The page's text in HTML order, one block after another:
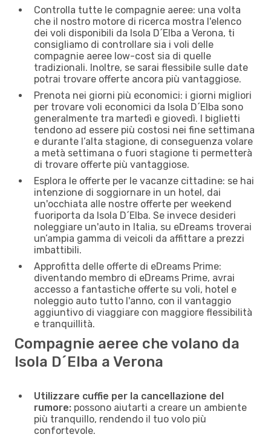
Controlla tutte le compagnie aeree: una volta
che il nostro motore di ricerca mostra l'elenco
dei voli disponibili da Isola D´Elba a Verona, ti
consigliamo di controllare sia i voli delle
compagnie aeree low-cost sia di quelle
tradizionali. Inoltre, se sarai flessibile sulle date
potrai trovare offerte ancora più vantaggiose.
Prenota nei giorni più economici: i giorni migliori
per trovare voli economici da Isola D´Elba sono
generalmente tra martedì e giovedì. I biglietti
tendono ad essere più costosi nei fine settimana
e durante l’alta stagione, di conseguenza volare
a metà settimana o fuori stagione ti permetterà
di trovare offerte più vantaggiose.
Esplora le offerte per le vacanze cittadine: se hai
intenzione di soggiornare in un hotel, dai
un'occhiata alle nostre offerte per weekend
fuoriporta da Isola D´Elba. Se invece desideri
noleggiare un'auto in Italia, su eDreams troverai
un’ampia gamma di veicoli da affittare a prezzi
imbattibili.
Approfitta delle offerte di eDreams Prime:
diventando membro di eDreams Prime, avrai
accesso a fantastiche offerte su voli, hotel e
noleggio auto tutto l'anno, con il vantaggio
aggiuntivo di viaggiare con maggiore flessibilità
e tranquillità.
Compagnie aeree che volano da
Isola D´Elba a Verona
Utilizzare cuffie per la cancellazione del
rumore: possono aiutarti a creare un ambiente
più tranquillo, rendendo il tuo volo più
confortevole.